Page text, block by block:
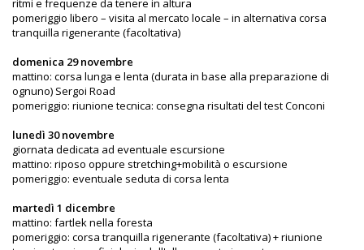
ritmi e frequenze da tenere in altura
pomeriggio libero – visita al mercato locale – in alternativa corsa
tranquilla rigenerante (facoltativa)
domenica 29 novembre
mattino: corsa lunga e lenta (durata in base alla preparazione di
ognuno) Sergoi Road
pomeriggio: riunione tecnica: consegna risultati del test Conconi
lunedì 30 novembre
giornata dedicata ad eventuale escursione
mattino: riposo oppure stretching+mobilità o escursione
pomeriggio: eventuale seduta di corsa lenta
martedì 1 dicembre
mattino: fartlek nella foresta
pomeriggio: corsa tranquilla rigenerante (facoltativa) + riunione